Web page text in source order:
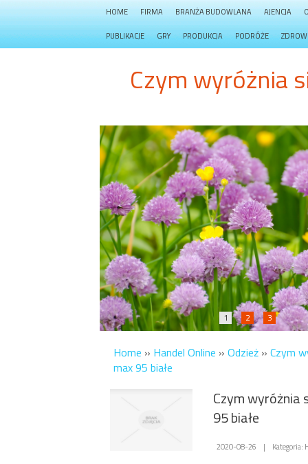
HOME FIRMA BRANŻA BUDOWLANA AJENCJA
PUBLIKACJE GRY PRODUKCJA PODRÓŻE
Czym wyróżnia
1 2 3
Home » Handel Online » Odzież » Czym
max 95 białe
Czym wyróżnia
95 białe
2020-08-26 | Kategoria: